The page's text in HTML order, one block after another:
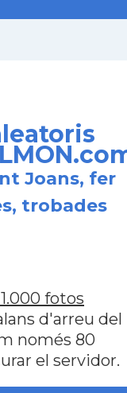
Joans, fer
trobades
fotos
d'arreu del
només 80
el servidor.